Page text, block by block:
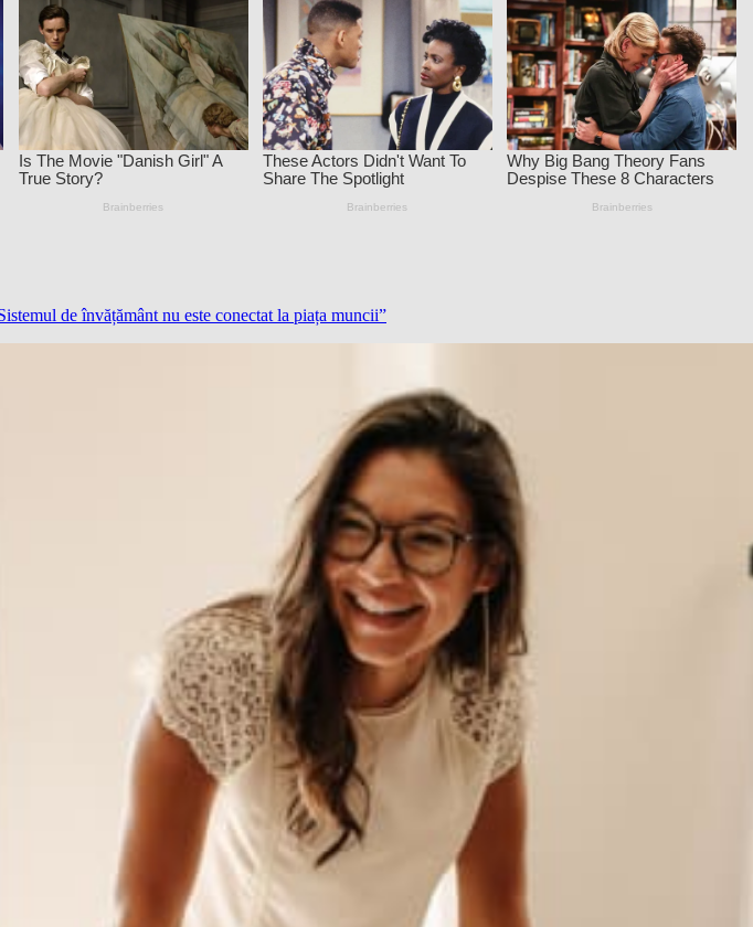
de învățământ nu este conectat la piața muncii”